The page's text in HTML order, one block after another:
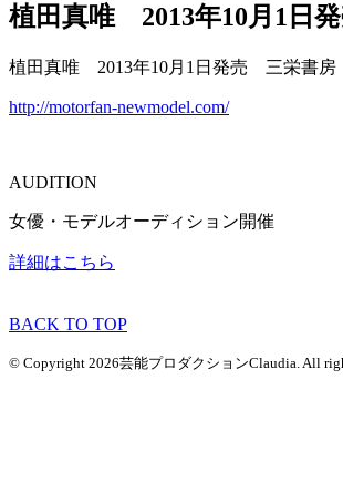
植田真唯 2013年10月1日
植田真唯 2013年10月1日発売 三栄書房
http://motorfan-newmodel.com/
AUDITION
女優・モデルオーディション開催
詳細はこちら
BACK TO TOP
© Copyright 2026芸能プロダクションClaudia. All